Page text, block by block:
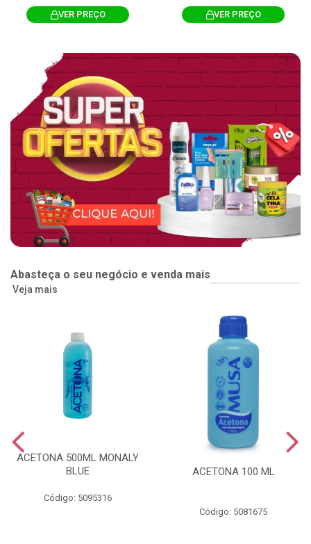
VER PREÇO VER PREÇO
Abasteça o seu negócio e venda mais
Veja mais
ACETONA 500ML MONALY
BLUE
Código: 5095316
ACETONA 100 ML
Código: 5081675